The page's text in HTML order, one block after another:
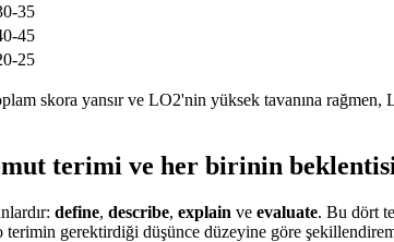
35
45
25
skora yansır ve LO2'nin yüksek tavanına
terimi ve her birinin
define, describe, explain ve evaluate. Bu dört
terimin gerektirdiği düşünce düzeyine göre